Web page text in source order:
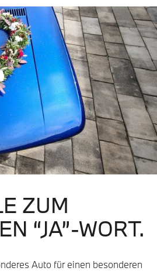
ZUM
“JA”-WORT.
Auto für einen besonderen